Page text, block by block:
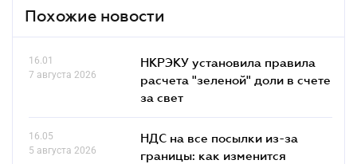
Похожие новости
16.01
7 августа 2026
НКРЭКУ установила правила
расчета "зеленой" доли в счете
за свет
16.05
5 августа 2026
НДС на все посылки из-за
границы: как изменится